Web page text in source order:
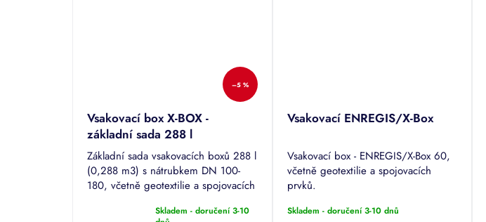
–5 %
Vsakovací box X-BOX -
základní sada 288 l
Základní sada vsakovacích boxů 288 l
(0,288 m3) s nátrubkem DN 100-
180, včetně geotextilie a spojovacích
Skladem - doručení 3-10
Vsakovací ENREGIS/X-Box
Vsakovací box - ENREGIS/X-Box 60,
včetně geotextilie a spojovacích
prvků.
Skladem - doručení 3-10 dnů